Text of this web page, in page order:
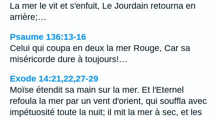
La mer le vit et s'enfuit, Le Jourdain retourna en
arrière;…
Psaume 136:13-16
Celui qui coupa en deux la mer Rouge, Car sa
miséricorde dure à toujours!…
Exode 14:21,22,27-29
Moïse étendit sa main sur la mer. Et l'Eternel
refoula la mer par un vent d'orient, qui souffla avec
impétuosité toute la nuit; il mit la mer à sec, et les